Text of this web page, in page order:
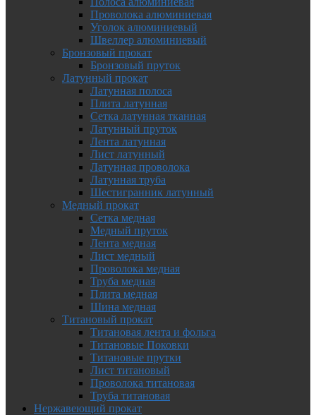
Проволока алюминиевая
Уголок алюминиевый
Швеллер алюминиевый
Бронзовый прокат
Бронзовый пруток
Латунный прокат
Латунная полоса
Плита латунная
Сетка латунная тканная
Латунный пруток
Лента латунная
Лист латунный
Латунная проволока
Латунная труба
Шестигранник латунный
Медный прокат
Сетка медная
Медный пруток
Лента медная
Лист медный
Проволока медная
Труба медная
Плита медная
Шина медная
Титановый прокат
Титановая лента и фольга
Титановые Поковки
Титановые прутки
Лист титановый
Проволока титановая
Труба титановая
Нержавеющий прокат